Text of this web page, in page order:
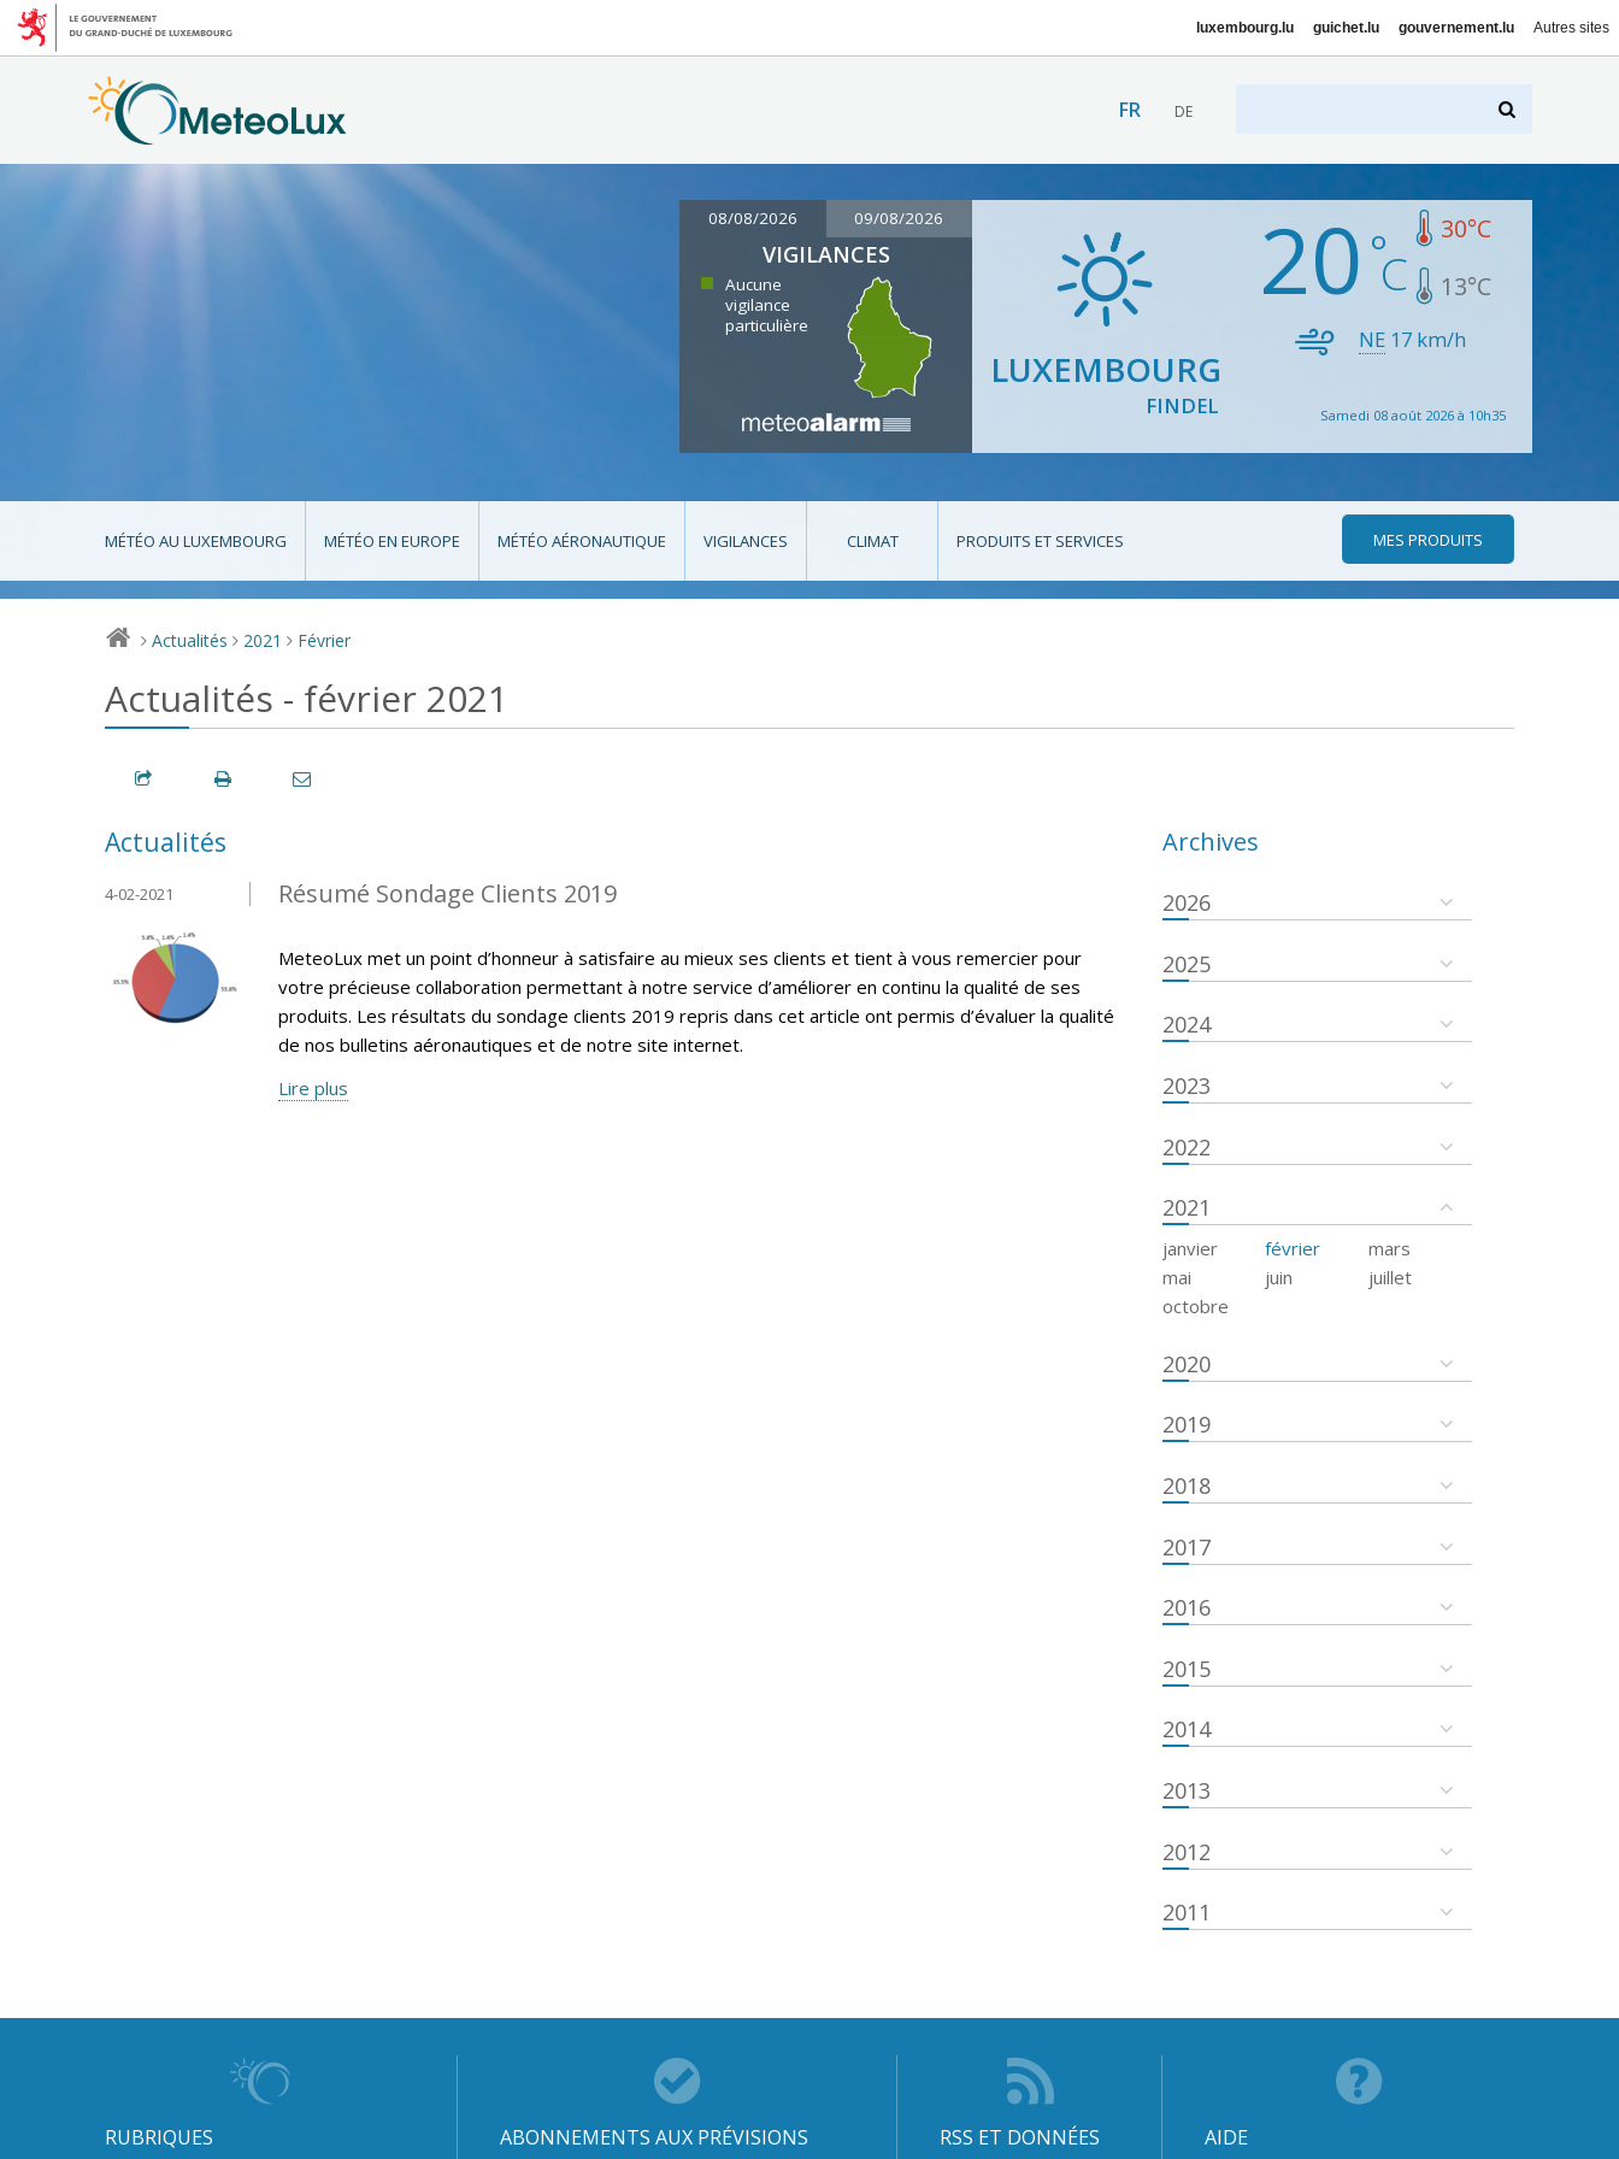
luxembourg.lu guichet.lu gouvernement.lu Autres sites
FR DE
08/08/2026 09/08/2026
VIGILANCES
Aucune
vigilance
particulière
LUXEMBOURG
FINDEL
20 30°C
13°C
NE 17 km/h
Samedi 08 août 2026 à 10h35
MÉTÉO AU LUXEMBOURG MÉTÉO EN EUROPE MÉTÉO AÉRONAUTIQUE VIGILANCES CLIMAT PRODUITS ET SERVICES MES PRODUITS
> Actualités > 2021 > Février
Actualités - février 2021
Actualités
Résumé Sondage Clients 2019
4-02-2021
MeteoLux met un point d’honneur à satisfaire au mieux ses clients et tient à vous remercier pour
votre précieuse collaboration permettant à notre service d’améliorer en continu la qualité de ses
produits. Les résultats du sondage clients 2019 repris dans cet article ont permis d’évaluer la qualité
de nos bulletins aéronautiques et de notre site internet.
Lire plus
Archives
2026
2025
2024
2023
2022
2021
janvier février
mars
mai
juin
juillet
octobre
2020
2019
2018
2017
2016
2015
2014
2013
2012
2011
RUBRIQUES ABONNEMENTS AUX PRÉVISIONS RSS ET DONNÉES AIDE